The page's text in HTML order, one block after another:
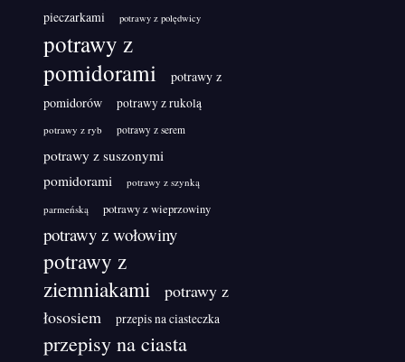
pieczarkami
potrawy z polędwicy
potrawy z
pomidorami
potrawy z
pomidorów
potrawy z rukolą
potrawy z ryb potrawy z serem
potrawy z suszonymi
pomidorami
potrawy z szynką
parmeńską
potrawy z wieprzowiny
potrawy z wołowiny
potrawy z
ziemniakami
potrawy z
łososiem
przepis na ciasteczka
przepisy na ciasta